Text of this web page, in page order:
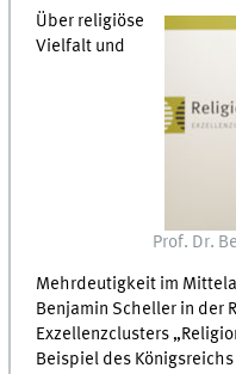
Prof. Dr.
Über religiöse
Vielfalt und
Mehrdeutigkeit im
Benjamin Scheller in der
Exzellenzclusters
Beispiel des